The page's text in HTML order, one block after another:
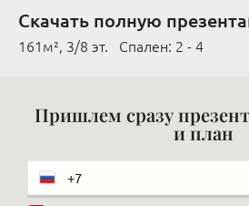
Скачать полную
161м², 3/8 эт. Cпален: 2 - 4
Пришлем сразу
и план